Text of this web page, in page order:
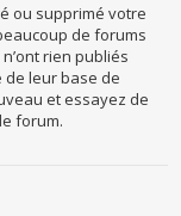
ou supprimé votre
de forums
rien publiés
leur base de
et essayez de
forum.